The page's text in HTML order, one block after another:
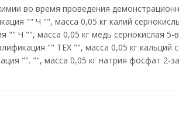
во время проведения
"" Ч "", масса 0,05 кг калий
"" Ч "", масса 0,05 кг медь сернокислая
"" ТЕХ "", масса 0,05 кг
"". "", масса 0,05 кг натрия фосфат 2-